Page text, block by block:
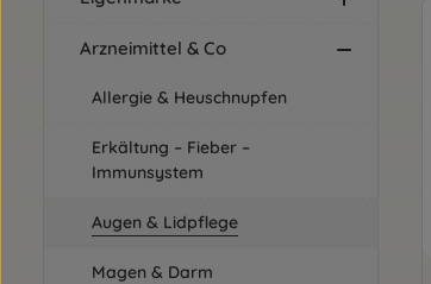
Arzneimittel & Co
Allergie & Heuschnupfen
Erkältung – Fieber –
Immunsystem
Augen & Lidpflege
Magen & Darm